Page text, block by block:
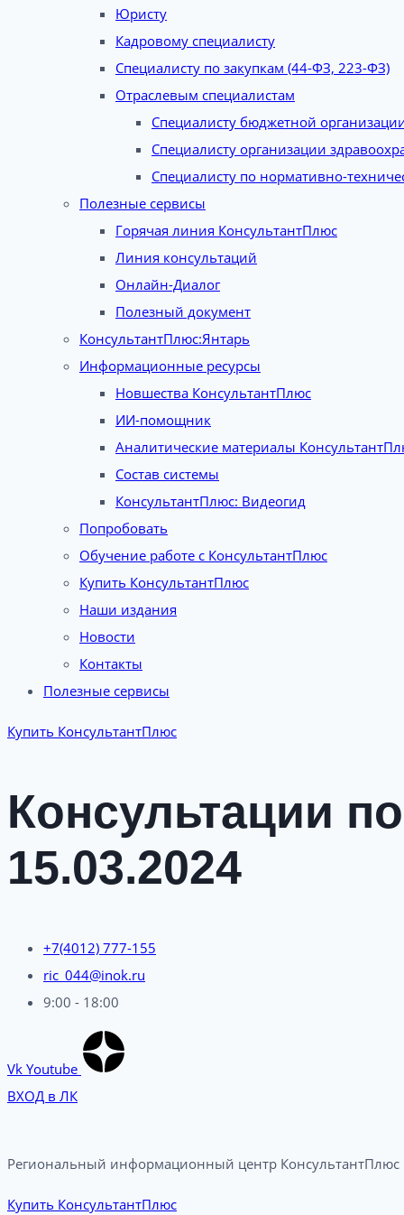
Юристу
Кадровому специалисту
Специалисту по закупкам (44-ФЗ, 223-ФЗ)
Отраслевым специалистам
Специалисту бюджетной
Специалисту организации
Специалисту по нормативно-
Полезные сервисы
Горячая линия КонсультантПлюс
Линия консультаций
Онлайн-Диалог
Полезный документ
КонсультантПлюс:Янтарь
Информационные ресурсы
Новшества КонсультантПлюс
ИИ-помощник
Аналитические материалы
Состав системы
КонсультантПлюс: Видеогид
Попробовать
Обучение работе с КонсультантПлюс
Купить КонсультантПлюс
Наши издания
Новости
Контакты
Полезные сервисы
Купить КонсультантПлюс
Консультации
15.03.2024
+7(4012) 777-155
ric_044@inok.ru
9:00 - 18:00
Vk Youtube
ВХОД в ЛК
Региональный информационный центр КонсультантПлюс
Купить КонсультантПлюс